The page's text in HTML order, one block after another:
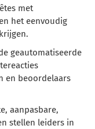
met
het eenvoudig
geautomatiseerde
en beoordelaars
aanpasbare,
stellen leiders in